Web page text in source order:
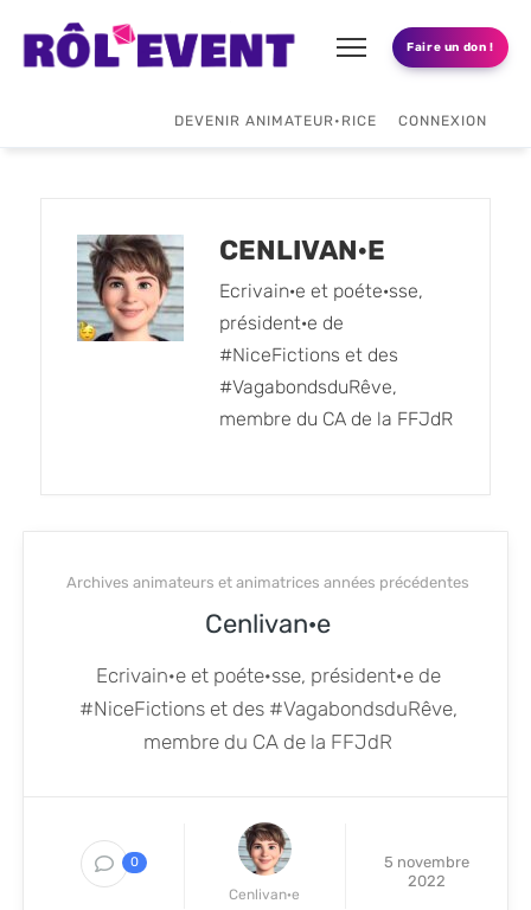
Faire un don !
DEVENIR ANIMATEUR•RICE CONNEXION
CENLIVAN·E
Ecrivain·e et poéte·sse,
président·e de
#NiceFictions et des
#VagabondsduRêve,
membre du CA de la FFJdR
Archives animateurs et animatrices années précédentes
Cenlivan·e
Ecrivain·e et poéte·sse, président·e de
#NiceFictions et des #VagabondsduRêve,
membre du CA de la FFJdR
0
Cenlivan·e
5 novembre
2022